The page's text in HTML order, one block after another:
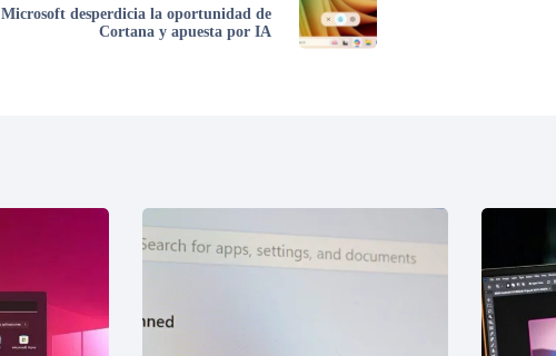
Microsoft desperdicia la oportunidad de
Cortana y apuesta por IA